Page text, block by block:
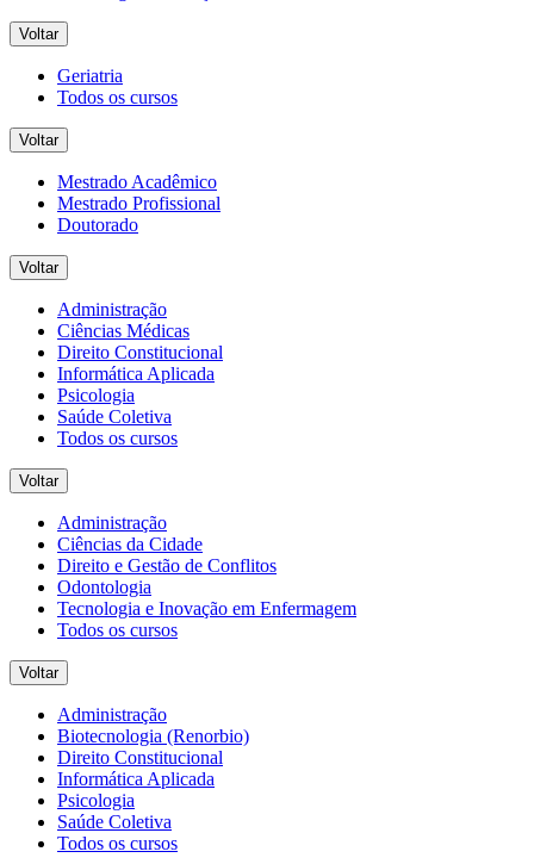
Voltar
Geriatria
Todos os cursos
Voltar
Mestrado Acadêmico
Mestrado Profissional
Doutorado
Voltar
Administração
Ciências Médicas
Direito Constitucional
Informática Aplicada
Psicologia
Saúde Coletiva
Todos os cursos
Voltar
Administração
Ciências da Cidade
Direito e Gestão de Conflitos
Odontologia
Tecnologia e Inovação em Enfermagem
Todos os cursos
Voltar
Administração
Biotecnologia (Renorbio)
Direito Constitucional
Informática Aplicada
Psicologia
Saúde Coletiva
Todos os cursos